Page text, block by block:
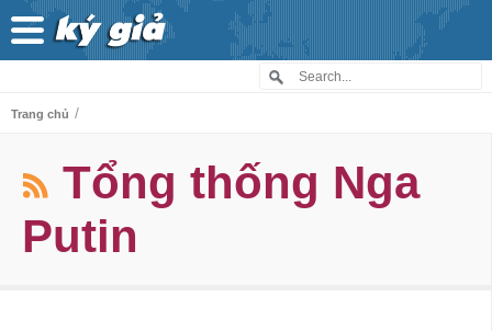
Trang chủ /
Tổng thống Nga
Putin